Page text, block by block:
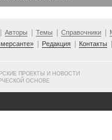
Авторы Темы Справочники
Редакция Контакты
ПРОЕКТЫ И НОВОСТИ
ОСНОВЕ